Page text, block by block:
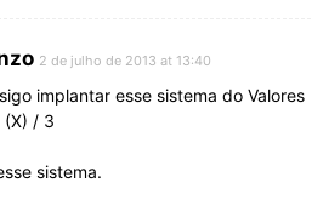
2 de julho de 2013 at 13:40
implantar esse sistema do Valores
(X) / 3
sistema.